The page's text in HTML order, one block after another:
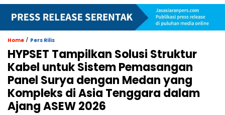
Home / Pers Rilis
HYPSET Tampilkan Solusi Struktur
Kabel untuk Sistem Pemasangan
Panel Surya dengan Medan yang
Kompleks di Asia Tenggara dalam
Ajang ASEW 2026